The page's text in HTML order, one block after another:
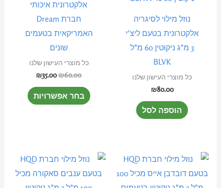
נוזל מילוי לסיגריה
אלקטרונית בטעם ליצ'י
3 מ"ג ניקוטין 60 מ"ל
BLVK
כל מוצרי העישון שלנו
₪80.00
הוספה לסל
אלקטרונית איכותי
חברת Dream
האמריקאית בטעמים
שונים
כל מוצרי העישון שלנו
₪60.00
₪35.00
בחר אפשרויות בעמוד